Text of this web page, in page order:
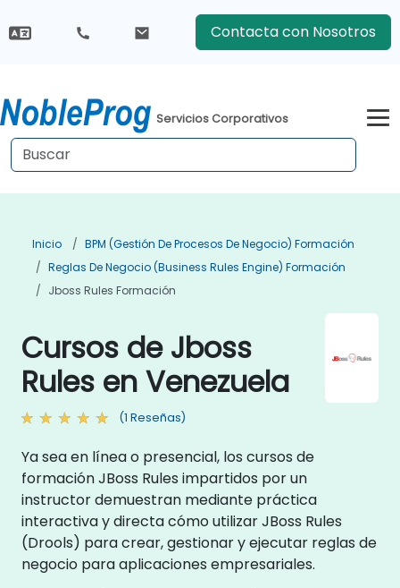
Contacta con Nosotros
Servicios Corporativos
Inicio
BPM (Gestión De Procesos De Negocio) Formación
Reglas De Negocio (Business Rules Engine) Formación
Jboss Rules Formación
Cursos de Jboss
Rules en Venezuela
(1 Reseñas)
Ya sea en línea o presencial, los cursos de
formación JBoss Rules impartidos por un
instructor demuestran mediante práctica
interactiva y directa cómo utilizar JBoss Rules
(Drools) para crear, gestionar y ejecutar reglas de
negocio para aplicaciones empresariales.